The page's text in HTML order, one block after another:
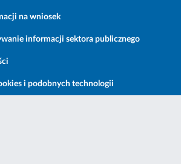
na wniosek
informacji sektora publicznego
i podobnych technologii